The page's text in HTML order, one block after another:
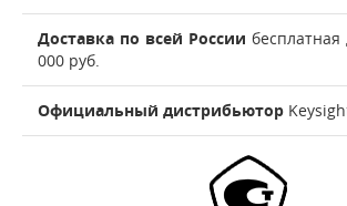
Доставка по всей России бесплатная
000 руб.
Официальный дистрибьютор